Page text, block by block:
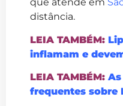
distância.
LEIA TAMBÉM:
inflamam e
LEIA TAMBÉM:
frequentes sobre